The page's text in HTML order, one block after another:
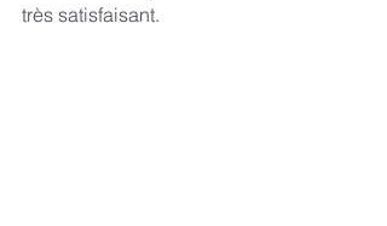
très satisfaisant.